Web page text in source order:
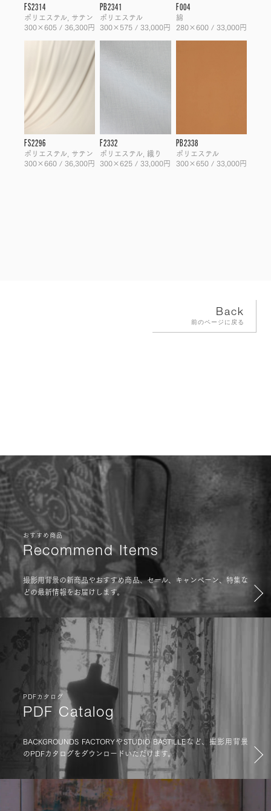
FS2314
ポリエステル, サテン
300×605 / 36,300円
PB2341
ポリエステル
300×575 / 33,000円
F004
綿
280×600 / 33,000円
FS2296
ポリエステル, サテン
300×660 / 36,300円
F2332
ポリエステル, 織り
300×625 / 33,000円
PB2338
ポリエステル
300×650 / 33,000円
Back
前のページに戻る
おすすめ商品
Recommend Items
撮影用背景の新商品やおすすめ商品、セール、キャンペーン、特集な
どの最新情報をお届けします。
PDFカタログ
PDF Catalog
BACKGROUNDS FACTORYやSTUDIO BASTILLEなど、撮影用背景
のPDFカタログをダウンロードいただけます。